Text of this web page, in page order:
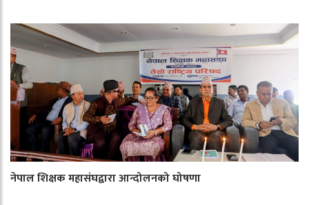
नेपाल शिक्षक महासंघद्वारा आन्दोलनको घोषणा